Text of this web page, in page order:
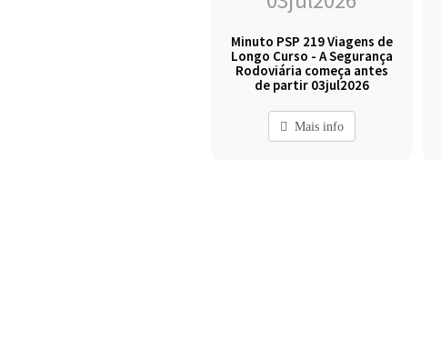
Minuto PSP 219 Viagens de
Longo Curso - A Segurança
Rodoviária começa antes
de partir 03jul2026
Mais info